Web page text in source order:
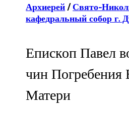
Архиерей /Свято-
кафедральный собор г.
Епископ Павел
чин Погребения
Матери